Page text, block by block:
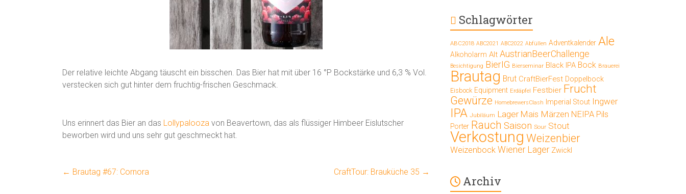
Der relative leichte Abgang täuscht ein bisschen. Das Bier hat mit über 16 °P Bockstärke und 6,3 % Vol.
verstecken sich gut hinter dem fruchtig-frischen Geschmack.
Uns erinnert das Bier an das Lollypalooza von Beavertown, das als flüssiger Himbeer Eislutscher
beworben wird und uns sehr gut geschmeckt hat.
← Brautag #67: Cornora CraftTour: Brauküche 35 →
Schlagwörter
ABC2018 ABC2021 ABC2022 Abfüllen Adventkalender Ale
Alkoholarm Alt AustrianBeerChallenge
Besichtigung BierIG Bierseminar Black IPA Bock Brauerei
Brautag Brut CraftBierFest Doppelbock
Eisbock Equipment Erdäpfel Festbier Frucht
Gewürze HomebrewersClash Imperial Stout Ingwer
IPA Jubiläum Lager Mais Märzen NEIPA Pils
Porter Rauch Saison Sour Stout
Verkostung Weizenbier
Weizenbock Wiener Lager Zwickl
Archiv